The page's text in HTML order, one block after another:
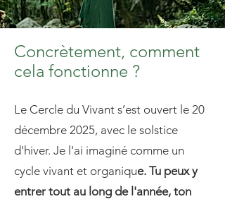
Concrètement, comment
cela fonctionne ?
Le Cercle du Vivant s’est ouvert le 20
décembre 2025, avec le solstice
d'hiver. Je l'ai imaginé comme un
cycle vivant et organique. Tu peux y
entrer tout au long de l'année, ton